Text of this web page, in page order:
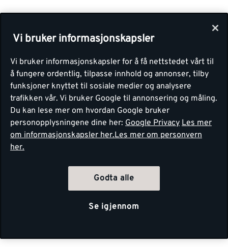
Vi bruker informasjonskapsler
Vi bruker informasjonskapsler for å få nettstedet vårt til
å fungere ordentlig, tilpasse innhold og annonser, tilby
funksjoner knyttet til sosiale medier og analysere
trafikken vår. Vi bruker Google til annonsering og måling.
Du kan lese mer om hvordan Google bruker
personopplysningene dine her: Google Privacy Les mer
om informasjonskapsler her.Les mer om personvern
her.
Godta alle
Se igjennom